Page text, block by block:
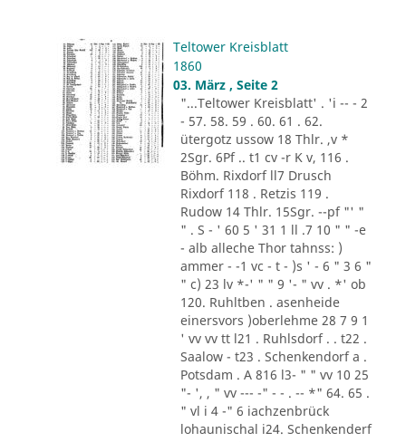
Teltower Kreisblatt
1860
03. März , Seite 2
"...Teltower Kreisblatt' . 'i -- - 2
- 57. 58. 59 . 60. 61 . 62.
ütergotz ussow 18 Thlr. ,v *
2Sgr. 6Pf .. t1 cv -r K v, 116 .
Böhm. Rixdorf ll7 Drusch
Rixdorf 118 . Retzis 119 .
Rudow 14 Thlr. 15Sgr. --pf "' "
" . S - ' 60 5 ' 31 1 ll .7 10 " " -e
- alb alleche Thor tahnss: )
ammer - -1 vc - t - )s ' - 6 " 3 6 "
" c) 23 lv *-' " " 9 '- " vv . *' ob
120. Ruhltben . asenheide
einersvors )oberlehme 28 7 9 1
' vv vv tt l21 . Ruhlsdorf . . t22 .
Saalow - t23 . Schenkendorf a .
Potsdam . A 816 l3- " " vv 10 25
"- ', , " vv --- -" - - . -- *" 64. 65 .
" vl i 4 -" 6 iachzenbrück
lohaunischal i24. Schenkenderf